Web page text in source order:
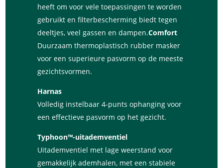
heeft om voor vele toepassingen te worden
gebruikt en filterbescherming biedt tegen
deeltjes, veel gassen en dampen.Comfort
Duurzaam thermoplastisch rubber masker
voor een superieure pasvorm op de meeste
gezichtsvormen.
Harnas
Volledig instelbaar 4-punts ophanging voor
een effectieve pasvorm op het gezicht.
Typhoon™-uitademventiel
Uitademventiel met lage weerstand voor
gemakkelijk ademhalen, met een stabiele